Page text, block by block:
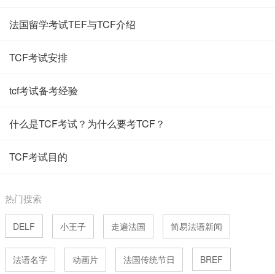
法国留学考试TEF与TCF介绍
TCF考试安排
tcf考试备考经验
什么是TCF考试？为什么要考TCF？
TCF考试目的
热门搜索
DELF 小王子 走遍法国 简易法语新闻
法语名字 动画片 法国传统节日 BREF